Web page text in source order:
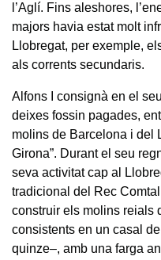
l’Aglí. Fins aleshores,
majors havia estat molt
Llobregat, per exemple,
als corrents secundaris.
Alfons I consignà en el
deixes fossin pagades,
molins de Barcelona i del
Girona”. Durant el seu
seva activitat cap al
tradicional del Rec
construir els molins reials
consistents en un casal
quinze–, amb una farga